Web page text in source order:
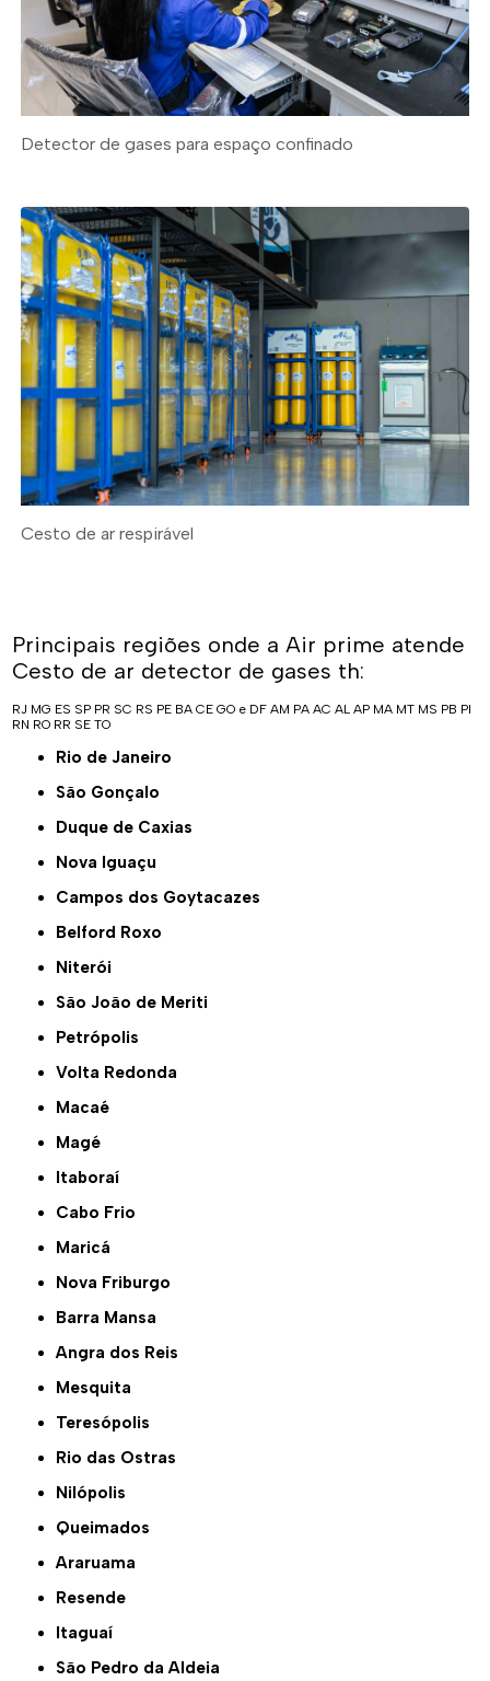
Detector de gases para espaço confinado
Cesto de ar respirável
Principais regiões onde a Air prime atende
Cesto de ar detector de gases th:
RJ MG ES SP PR SC RS PE BA CE GO e DF AM PA AC AL AP MA MT MS PB PI
RN RO RR SE TO
Rio de Janeiro
São Gonçalo
Duque de Caxias
Nova Iguaçu
Campos dos Goytacazes
Belford Roxo
Niterói
São João de Meriti
Petrópolis
Volta Redonda
Macaé
Magé
Itaboraí
Cabo Frio
Maricá
Nova Friburgo
Barra Mansa
Angra dos Reis
Mesquita
Teresópolis
Rio das Ostras
Nilópolis
Queimados
Araruama
Resende
Itaguaí
São Pedro da Aldeia